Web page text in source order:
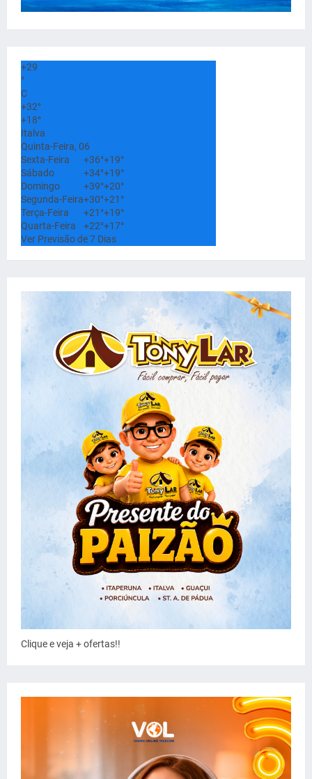
+29
°
C
+32°
+18°
Italva
Quinta-Feira, 06
Sexta-Feira
+36°+19°
Sábado
+34°+19°
Domingo
+39°+20°
Segunda-Feira+30°+21°
Terça-Feira
+21°+19°
Quarta-Feira
+22°+17°
Ver Previsão de 7 Dias
Clique e veja + ofertas!!